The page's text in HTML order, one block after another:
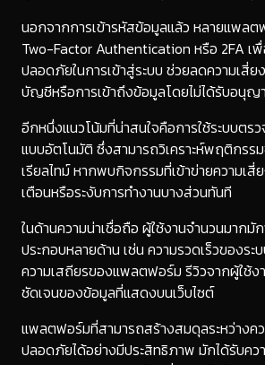
นอกจากการเข้ารหัสข้อมูลแล้ว หลายแพลต
Two-Factor Authentication หรือ 2FA เ
ปลอดภัยในการเข้าสู่ระบบ ช่วยลดความเสี่
บัญชีหรือการเข้าถึงข้อมูลโดยไม่ได้รับอนุญ
อีกหนึ่งแนวโน้มที่น่าสนใจคือการใช้ระบบตร
แบบอัตโนมัติ ซึ่งสามารถวิเคราะห์พฤติกรร
เรียลไทม์ หากพบกิจกรรมที่เข้าข่ายความเสี่
เตือนหรือระงับการทำงานบางส่วนทันที
ในด้านความน่าเชื่อถือ ผู้ใช้งานจำนวนมาก
ประกอบหลายด้าน เช่น ความรวดเร็วของระ
ความเสถียรของแพลตฟอร์ม รีวิวจากผู้ใช้ง
ชัดเจนของข้อมูลที่แสดงบนเว็บไซต์
แพลตฟอร์มที่สามารถสร้างสมดุลระหว่างค
ปลอดภัยได้อย่างมีประสิทธิภาพ มักได้รับควา